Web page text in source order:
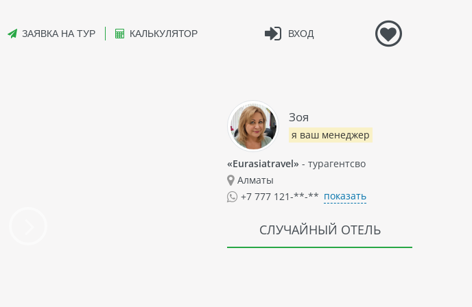
ВХОД
ЗАЯВКА НА ТУР КАЛЬКУЛЯТОР
Зоя
я ваш менеджер
«Eurasiatravel» - турагентсво
Алматы
+7 777 121-**-** показать
СЛУЧАЙНЫЙ ОТЕЛЬ